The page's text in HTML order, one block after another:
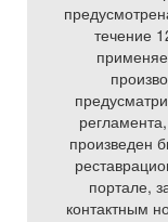
течение
произведен
портале,
контактным